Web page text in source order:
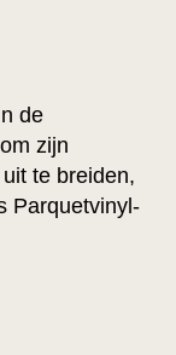
de
zijn
te breiden,
Parquetvinyl-